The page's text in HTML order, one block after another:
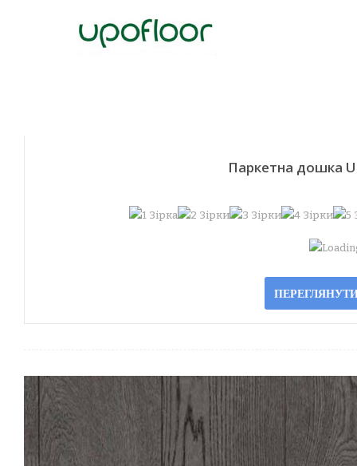
Паркетна дошка